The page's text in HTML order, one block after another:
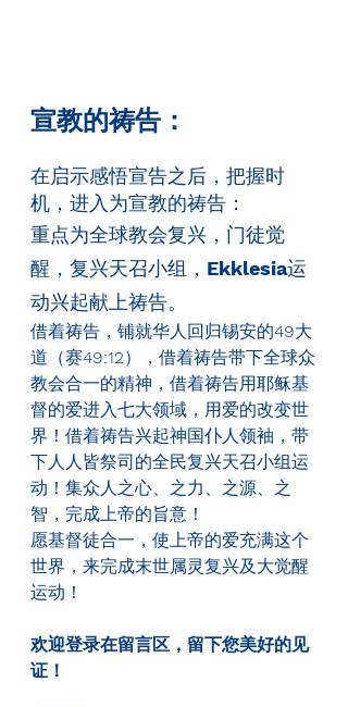
宣教的祷告：
在启示感悟宣告之后，把握时
机，进入为宣教的祷告：
重点为全球教会复兴，门徒觉
醒，复兴天召小组， Ekklesia运
动兴起献上祷告。
借着祷告，铺就华人回归锡安的49大
道（赛49:12），借着祷告带下全球众
教会合一的精神，借着祷告用耶稣基
督的爱进入七大领域，用爱的改变世
界！借着祷告兴起神国仆人领袖，带
下人人皆祭司的全民复兴天召小组运
动！集众人之心、之力、之源、之
智，完成上帝的旨意！
愿基督徒合一，使上帝的爱充满这个
世界，来完成末世属灵复兴及大觉醒
运动！
欢迎登录在留言区，留下您美好的见
证！